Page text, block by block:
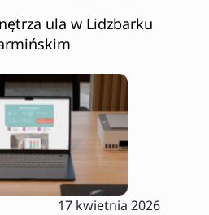
ula w Lidzbarku
17 kwietnia 2026